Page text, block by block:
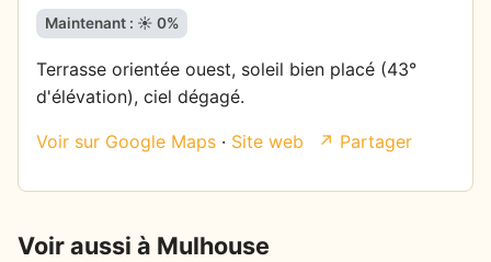
Maintenant : ☀️ 0%
Terrasse orientée ouest, soleil bien placé (43°
d'élévation), ciel dégagé.
Voir sur Google Maps · Site web ↗ Partager
Voir aussi à Mulhouse